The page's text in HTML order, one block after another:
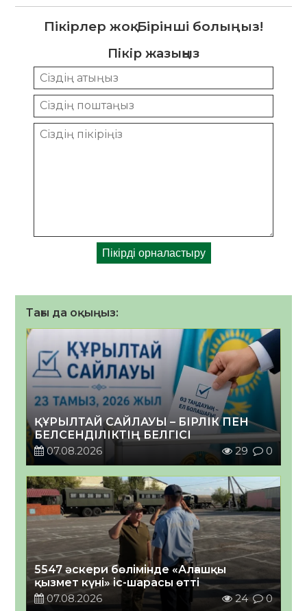
Пікірлер жоқ. Бірінші болыңыз!
Пікір жазыңыз
Тағы да оқыңыз:
ҚҰРЫЛТАЙ САЙЛАУЫ – БІРЛІК ПЕН
БЕЛСЕНДІЛІКТІҢ БЕЛГІСІ
07.08.2026
29 0
5547 әскери бөлімінде «Алғашқы
қызмет күні» іс-шарасы өтті
07.08.2026
24 0